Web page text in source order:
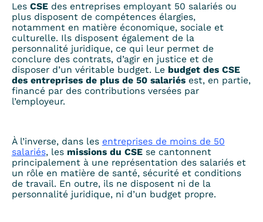
Les CSE des entreprises employant 50 salariés ou
plus disposent de compétences élargies,
notamment en matière économique, sociale et
culturelle. Ils disposent également de la
personnalité juridique, ce qui leur permet de
conclure des contrats, d’agir en justice et de
disposer d’un véritable budget. Le budget des CSE
des entreprises de plus de 50 salariésest, en partie,
financé par des contributions versées par
l’employeur.
À l’inverse, dans les entreprises de moins de 50
salariés, les missions du CSE se cantonnent
principalement à une représentation des salariés et
un rôle en matière de santé, sécurité et conditions
de travail. En outre, ils ne disposent ni de la
personnalité juridique, ni d’un budget propre.